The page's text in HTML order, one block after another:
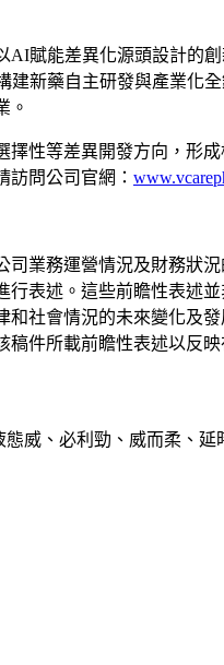
賦能差異化源頭設計的
新藥自主研發與產業化
。
性等差異開發方向，形
問公司官網：
業務運營情況及財務狀
行表述。這些前瞻性表述
社會情況的未來變化及
件所載前瞻性表述以反
威、必利勁、威而柔、延